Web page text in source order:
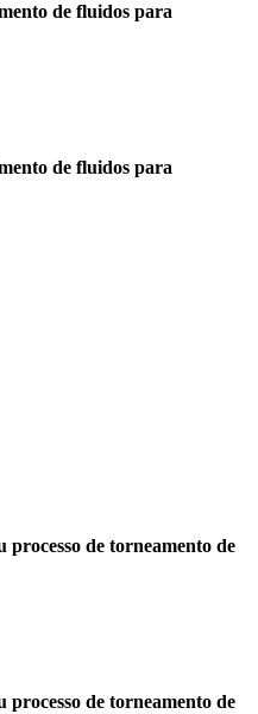
de fluidos para
de fluidos para
processo de torneamento de
processo de torneamento de